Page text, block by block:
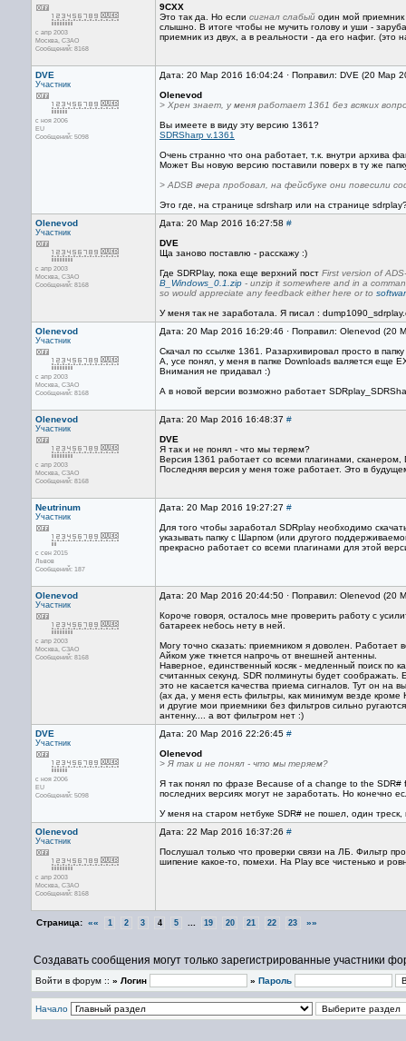
с апр 2003
Москва, СЗАО
Сообщений: 8168
9CXX
Это так да. Но если сигнал слабый один мой
слышно. В итоге чтобы не мучить голову и уши -
приемник из двух, а в реальности - да его нафиг. (это
DVE
Участник
с ноя 2006
EU
Сообщений: 5098
Дата: 20 Мар 2016 16:04:24 · Поправил: DVE (20 Мар
Olenevod
> Хрен знает, у меня работает 1361 без всяких
Вы имеете в виду эту версию 1361?
SDRSharp v.1361
Очень странно что она работает, т.к. внутри архива
Может Вы новую версию поставили поверх в ту же
> ADSB вчера пробовал, на фейсбуке они повесили
Это где, на странице sdrsharp или на странице
Olenevod
Участник
с апр 2003
Москва, СЗАО
Сообщений: 8168
Дата: 20 Мар 2016 16:27:58 #
DVE
Ща заново поставлю - расскажу :)
Где SDRPlay, пока еще верхний пост First version of
B_Windows_0.1.zip - unzip it somewhere and in a
so would appreciate any feedback either here or to
У меня так не заработала. Я писал :
Olenevod
Участник
с апр 2003
Москва, СЗАО
Сообщений: 8168
Дата: 20 Мар 2016 16:29:46 · Поправил: Olenevod (20
Скачал по ссылке 1361. Разархивировал просто в
А, усе понял, у меня в папке Downloads валяется еще
Внимания не придавал :)
А в новой версии возможно работает
Olenevod
Участник
с апр 2003
Москва, СЗАО
Сообщений: 8168
Дата: 20 Мар 2016 16:48:37 #
DVE
Я так и не понял - что мы теряем?
Версия 1361 работает со всеми плагинами, сканером,
Последняя версия у меня тоже работает. Это в
Neutrinum
Участник
с сен 2015
Львов
Сообщений: 187
Дата: 20 Мар 2016 19:27:27 #
Для того чтобы заработал SDRplay необходимо
указывать папку с Шарпом (или другого
прекрасно работает со всеми плагинами для этой
Olenevod
Участник
с апр 2003
Москва, СЗАО
Сообщений: 8168
Дата: 20 Мар 2016 20:44:50 · Поправил: Olenevod (20
Короче говоря, осталось мне проверить работу с
батареек небось нету в ней.
Могу точно сказать: приемником я доволен.
Айком уже ткнется напрочь от внешней антенны.
Наверное, единственный косяк - медленный поиск по
считанных секунд. SDR полминуты будет
это не касается качества приема сигналов. Тут он на
(ах да, у меня есть фильтры, как минимум везде
и другие мои приемники без фильтров сильно
антенну.... а вот фильтром нет :)
DVE
Участник
с ноя 2006
EU
Сообщений: 5098
Дата: 20 Мар 2016 22:26:45 #
Olenevod
> Я так и не понял - что мы теряем?
Я так понял по фразе Because of a change to the SDR#
последних версиях могут не заработать. Но конечно
У меня на старом нетбуке SDR# не пошел, один
Olenevod
Участник
с апр 2003
Москва, СЗАО
Сообщений: 8168
Дата: 22 Мар 2016 16:37:26 #
Послушал только что проверки связи на ЛБ. Фильтр
шипение какое-то, помехи. На Play все чистенько и
Страница: «« 1 2 3 4 5 19 20 21 22 23 »»
Создавать сообщения могут только зарегистрированные участники
Войти в форум :: » Логин » Пароль
Начало